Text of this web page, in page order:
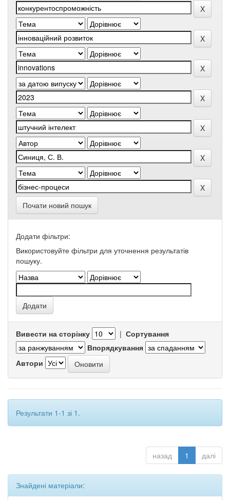
Почати новий пошук
Додати фільтри:
Використовуйте фільтри для уточнення результатів
пошуку.
Вивести на сторінку | Сортування
Впорядкування
Автори
Результати 1-1 зі 1.
назад 1 далі
Знайдені матеріали: